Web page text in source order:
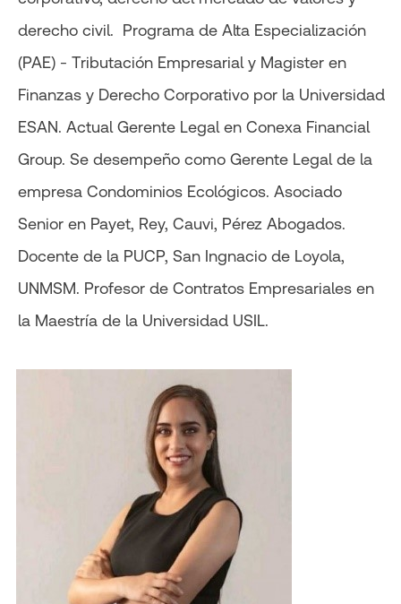
derecho civil. Programa de Alta Especialización
(PAE) - Tributación Empresarial y Magister en
Finanzas y Derecho Corporativo por la Universidad
ESAN. Actual Gerente Legal en Conexa Financial
Group. Se desempeño como Gerente Legal de la
empresa Condominios Ecológicos. Asociado
Senior en Payet, Rey, Cauvi, Pérez Abogados.
Docente de la PUCP, San Ingnacio de Loyola,
UNMSM. Profesor de Contratos Empresariales en
la Maestría de la Universidad USIL.